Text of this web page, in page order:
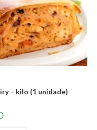
– kilo (1 unidade)